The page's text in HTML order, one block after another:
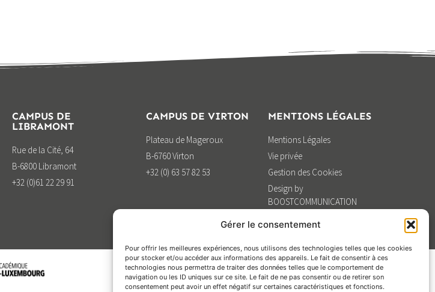
Gérer le consentement
Pour offrir les meilleures expériences, nous utilisons des technologies telles que les cookies
pour stocker et/ou accéder aux informations des appareils. Le fait de consentir à ces
technologies nous permettra de traiter des données telles que le comportement de
navigation ou les ID uniques sur ce site. Le fait de ne pas consentir ou de retirer son
consentement peut avoir un effet négatif sur certaines caractéristiques et fonctions.
CAMPUS DE
LIBRAMONT
Rue de la Cité, 64
B-6800 Libramont
+32 (0)61 22 29 91
CAMPUS DE VIRTON
Plateau de Mageroux
B-6760 Virton
+32 (0) 63 57 82 53
MENTIONS LÉGALES
Mentions Légales
Vie privée
Gestion des Cookies
Design by
BOOSTCOMMUNICATION